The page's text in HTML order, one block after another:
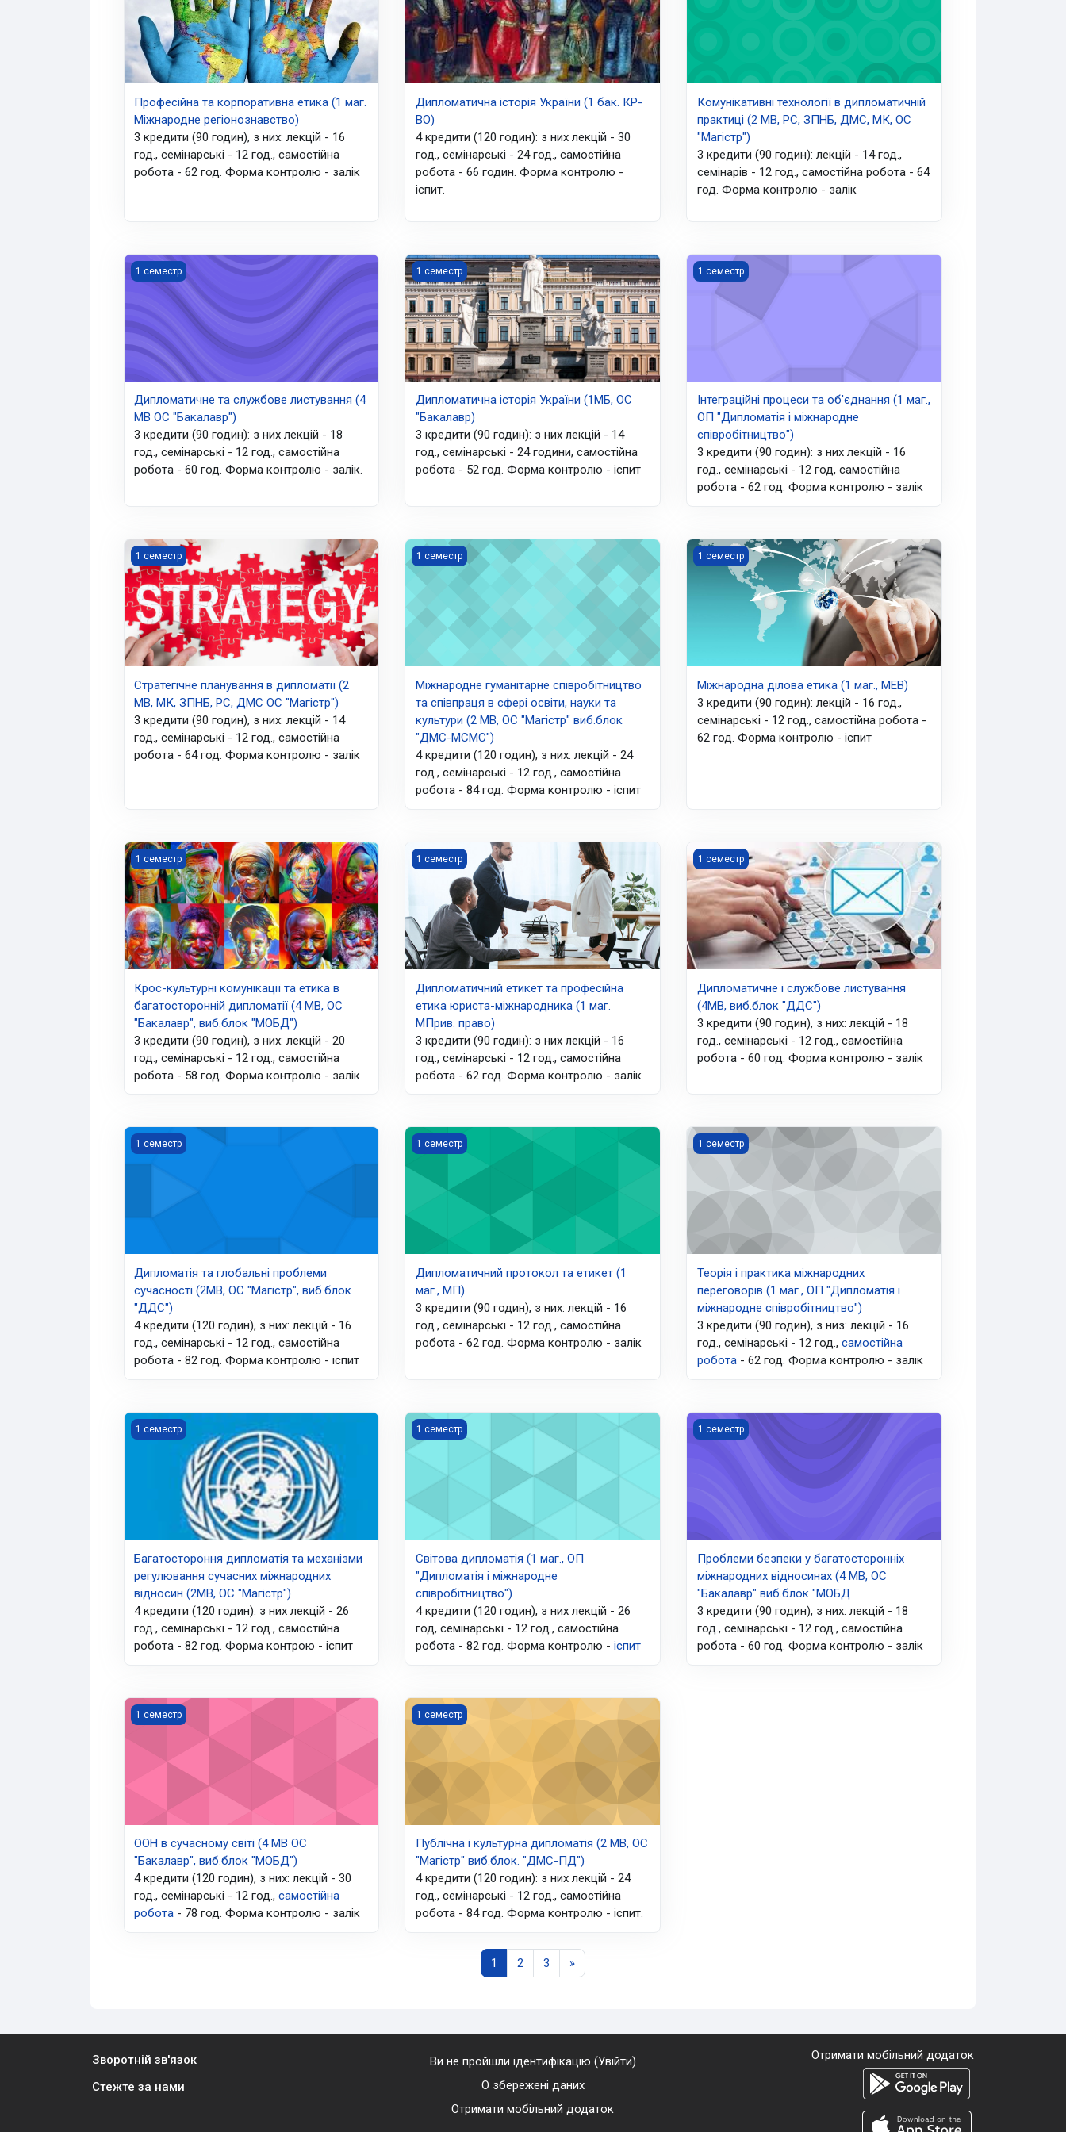
Професійна та корпоративна етика (1 маг.
Міжнародне регіонознавство)
3 кредити (90 годин), з них: лекцій - 16
год., семінарські - 12 год., самостійна
робота - 62 год. Форма контролю - залік
Дипломатична історія України (1 бак. КР-
ВО)
4 кредити (120 годин): з них лекцій - 30
год., семінарські - 24 год., самостійна
робота - 66 годин. Форма контролю -
іспит.
Комунікативні технології в дипломатичній
практиці (2 МВ, РС, ЗПНБ, ДМС, МК, ОС
"Магістр")
3 кредити (90 годин): лекцій - 14 год.,
семінарів - 12 год., самостійна робота - 64
год. Форма контролю - залік
Дипломатичне та службове листування (4 МВ ОС "Бакалавр")
1 семестр
Дипломатичне та службове листування (4
МВ ОС "Бакалавр")
3 кредити (90 годин): з них лекцій - 18
год., семінарські - 12 год., самостійна
робота - 60 год. Форма контролю - залік.
Дипломатична історія України (1МБ, ОС "Бакалавр)
1 семестр
Дипломатична історія України (1МБ, ОС
"Бакалавр)
3 кредити (90 годин): з них лекцій - 14
год., семінарські - 24 години, самостійна
робота - 52 год. Форма контролю - іспит
Інтеграційні процеси та об'єднання (1 маг., ОП "Дипломатія і
1 семестр
Інтеграційні процеси та об'єднання (1 маг.,
ОП "Дипломатія і міжнародне
співробітництво")
3 кредити (90 годин): з них лекцій - 16
год., семінарські - 12 год, самостійна
робота - 62 год. Форма контролю - залік
Стратегічне планування в дипломатії (2 МВ, МК, ЗПНБ, РС, ДМС ОС "Магістр")
1 семестр
Стратегічне планування в дипломатії (2
МВ, МК, ЗПНБ, РС, ДМС ОС "Магістр")
3 кредити (90 годин), з них: лекцій - 14
год., семінарські - 12 год., самостійна
робота - 64 год. Форма контролю - залік
Міжнародне гуманітарне співробітництво та співпраця в сфері освіти, науки та культури (2 МВ, ОС "Магістр"
1 семестр
Міжнародне гуманітарне співробітництво
та співпраця в сфері освіти, науки та
культури (2 МВ, ОС "Магістр" виб.блок
"ДМС-МСМС")
4 кредити (120 годин), з них: лекцій - 24
год., семінарські - 12 год., самостійна
робота - 84 год. Форма контролю - іспит
Міжнародна ділова етика (1 маг., МЕВ)
1 семестр
Міжнародна ділова етика (1 маг., МЕВ)
3 кредити (90 годин): лекцій - 16 год.,
семінарські - 12 год., самостійна робота -
62 год. Форма контролю - іспит
Крос-культурні комунікації та етика в багатосторонній дипломатії (4 МВ, ОС "Бакалавр", виб.блок "МОБД")
1 семестр
Крос-культурні комунікації та етика в
багатосторонній дипломатії (4 МВ, ОС
"Бакалавр", виб.блок "МОБД")
3 кредити (90 годин), з них: лекцій - 20
год., семінарські - 12 год., самостійна
робота - 58 год. Форма контролю - залік
Дипломатичний етикет та професійна етика юриста-міжнародника (1 маг. МПрив. право)
1 семестр
Дипломатичний етикет та професійна
етика юриста-міжнародника (1 маг.
МПрив. право)
3 кредити (90 годин): з них лекцій - 16
год., семінарські - 12 год., самостійна
робота - 62 год. Форма контролю - залік
Дипломатичне і службове листування (4МВ, виб.блок "ДДС")
1 семестр
Дипломатичне і службове листування
(4МВ, виб.блок "ДДС")
3 кредити (90 годин), з них: лекцій - 18
год., семінарські - 12 год., самостійна
робота - 60 год. Форма контролю - залік
Дипломатія та глобальні проблеми сучасності (2МВ, ОС "Магістр", виб.блок "ДДС")
1 семестр
Дипломатія та глобальні проблеми
сучасності (2МВ, ОС "Магістр", виб.блок
"ДДС")
4 кредити (120 годин), з них: лекцій - 16
год., семінарські - 12 год., самостійна
робота - 82 год. Форма контролю - іспит
Дипломатичний протокол та етикет (1 маг., МП)
1 семестр
Дипломатичний протокол та етикет (1
маг., МП)
3 кредити (90 годин), з них: лекцій - 16
год., семінарські - 12 год., самостійна
робота - 62 год. Форма контролю - залік
Теорія і практика міжнародних переговорів (1 маг., ОП "Дипломатія
1 семестр
Теорія і практика міжнародних
переговорів (1 маг., ОП "Дипломатія і
міжнародне співробітництво")
3 кредити (90 годин), з низ: лекцій - 16
год., семінарські - 12 год.,самостійна
робота - 62 год. Форма контролю - залік
Багатостороння дипломатія та механізми регулювання сучасних міжнародних відносин (2МВ, ОС "Магістр")
1 семестр
Багатостороння дипломатія та механізми
регулювання сучасних міжнародних
відносин (2МВ, ОС "Магістр")
4 кредити (120 годин): з них лекцій - 26
год., семінарські - 12 год., самостійна
робота - 82 год. Форма контрою - іспит
Світова дипломатія (1 маг., ОП "Дипломатія і міжнародне співробітництво")
1 семестр
Світова дипломатія (1 маг., ОП
"Дипломатія і міжнародне
співробітництво")
4 кредити (120 годин), з них лекцій - 26
год, семінарські - 12 год., самостійна
робота - 82 год. Форма контролю -іспит
Проблеми безпеки у багатосторонніх міжнародних відносинах
1 семестр
Проблеми безпеки у багатосторонніх
міжнародних відносинах (4 МВ, ОС
"Бакалавр" виб.блок "МОБД
3 кредити (90 годин), з них: лекцій - 18
год., семінарські - 12 год., самостійна
робота - 60 год. Форма контролю - залік
ООН в сучасному світі (4 МВ ОС "Бакалавр", виб.блок "МОБД")
1 семестр
ООН в сучасному світі (4 МВ ОС
"Бакалавр", виб.блок "МОБД")
4 кредити (120 годин), з них: лекцій - 30
год., семінарські - 12 год.,самостійна
робота - 78 год. Форма контролю - залік
Публічна і культурна дипломатія (2 МВ, ОС "Магістр" виб.блок. "ДМС-ПД")
1 семестр
Публічна і культурна дипломатія (2 МВ, ОС
"Магістр" виб.блок. "ДМС-ПД")
4 кредити (120 годин): з них лекцій - 24
год., семінарські - 12 год., самостійна
робота - 84 год. Форма контролю - іспит.
1 Сторінка 1
2Сторінка 2
3Сторінка 3
»Наступна сторінка
Зворотній зв'язок
Стежте за нами
Ви не пройшли ідентифікацію (Увійти)
О збережені даних
Отримати мобільний додаток
Отримати мобільний додаток